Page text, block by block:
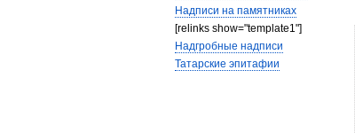
Надписи на памятниках
[relinks show="template1"]
Надгробные надписи
Татарские эпитафии